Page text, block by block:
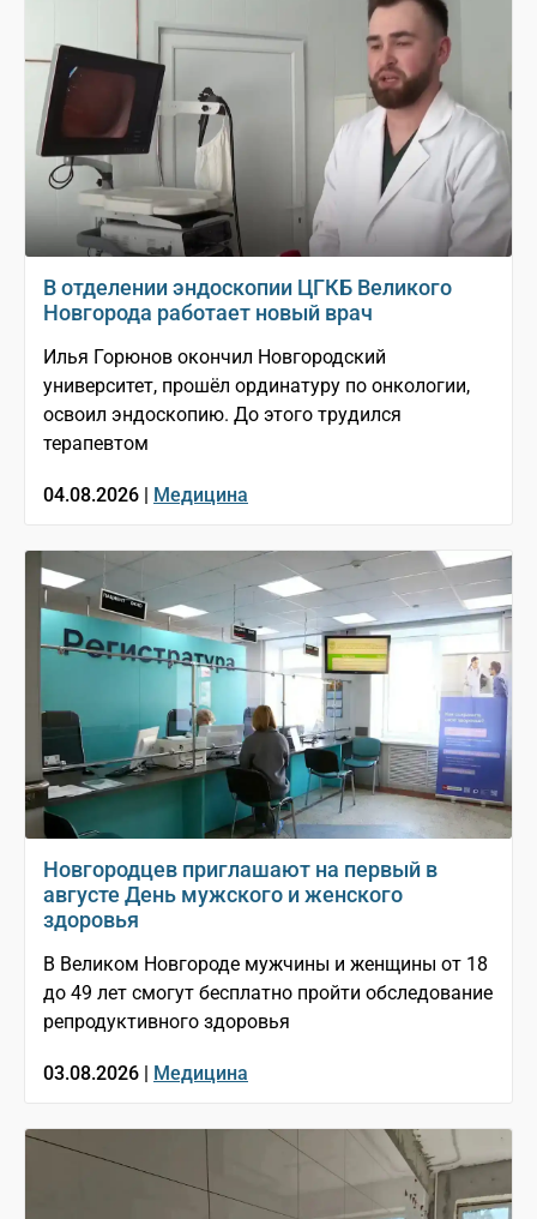
В отделении эндоскопии ЦГКБ Великого
Новгорода работает новый врач
Илья Горюнов окончил Новгородский
университет, прошёл ординатуру по онкологии,
освоил эндоскопию. До этого трудился
терапевтом
04.08.2026 | Медицина
Новгородцев приглашают на первый в
августе День мужского и женского
здоровья
В Великом Новгороде мужчины и женщины от 18
до 49 лет смогут бесплатно пройти обследование
репродуктивного здоровья
03.08.2026 | Медицина